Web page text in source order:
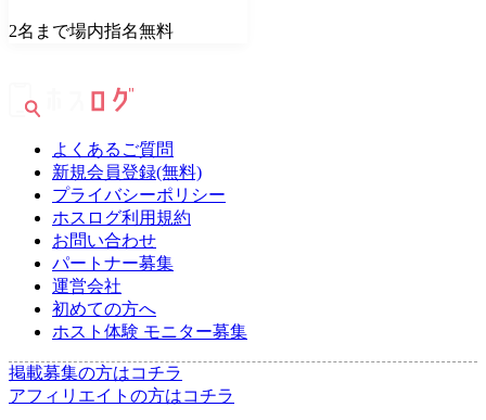
2名 まで場内指名無料
よくあるご質問
新規会員登録(無料)
プライバシーポリシー
ホスログ利用規約
お問い合わせ
パートナー募集
運営会社
初めての方へ
ホスト体験 モニター募集
掲載募集の方はコチラ
アフィリエイトの方はコチラ